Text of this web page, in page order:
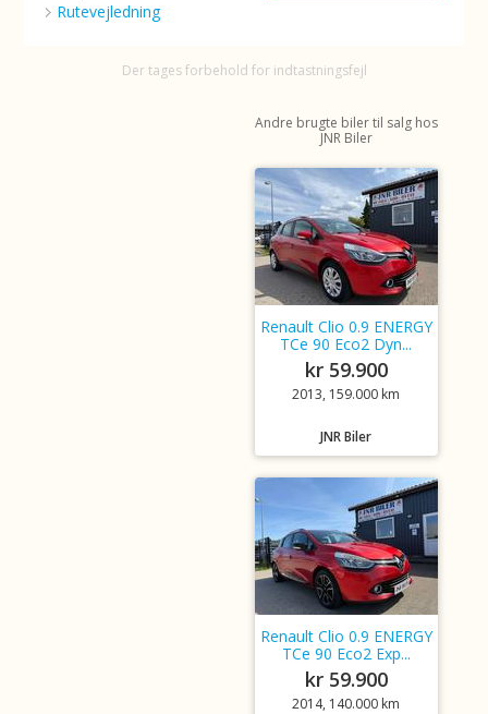
Rutevejledning
Der tages forbehold for indtastningsfejl
Andre brugte biler til salg hos
JNR Biler
Renault Clio 0.9 ENERGY
TCe 90 Eco2 Dyn...
kr 59.900
2013, 159.000 km
JNR Biler
Renault Clio 0.9 ENERGY
TCe 90 Eco2 Exp...
kr 59.900
2014, 140.000 km